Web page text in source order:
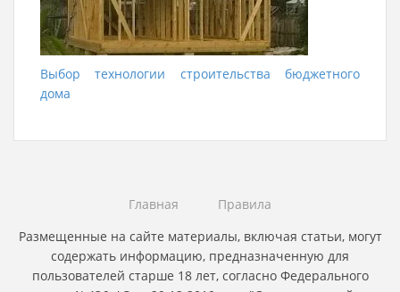
Выбор технологии строительства бюджетного
дома
Главная
Правила
Размещенные на сайте материалы, включая статьи, могут
содержать информацию, предназначенную для
пользователей старше 18 лет, согласно Федерального